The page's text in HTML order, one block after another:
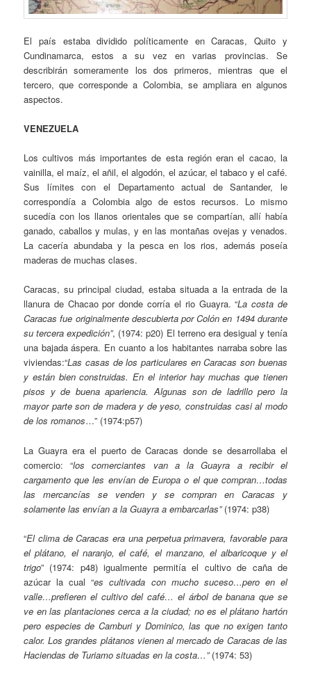
El país estaba dividido políticamente en Caracas, Quito y
Cundinamarca, estos a su vez en varias provincias. Se
describirán someramente los dos primeros, mientras que el
tercero, que corresponde a Colombia, se ampliara en algunos
aspectos.
VENEZUELA
Los cultivos más importantes de esta región eran el cacao, la
vainilla, el maíz, el añil, el algodón, el azúcar, el tabaco y el café.
Sus límites con el Departamento actual de Santander, le
correspondía a Colombia algo de estos recursos. Lo mismo
sucedía con los llanos orientales que se compartían, allí había
ganado, caballos y mulas, y en las montañas ovejas y venados.
La cacería abundaba y la pesca en los rios, además poseía
maderas de muchas clases.
Caracas, su principal ciudad, estaba situada a la entrada de la
llanura de Chacao por donde corría el rio Guayra. “La costa de
Caracas fue originalmente descubierta por Colón en 1494 durante
su tercera expedición”, (1974: p20) El terreno era desigual y tenía
una bajada áspera. En cuanto a los habitantes narraba sobre las
viviendas:“Las casas de los particulares en Caracas son buenas
y están bien construidas. En el interior hay muchas que tienen
pisos y de buena apariencia. Algunas son de ladrillo pero la
mayor parte son de madera y de yeso, construidas casi al modo
de los romanos…” (1974:p57)
La Guayra era el puerto de Caracas donde se desarrollaba el
comercio: “los comerciantes van a la Guayra a recibir el
cargamento que les envían de Europa o el que compran…todas
las mercancías se venden y se compran en Caracas y
solamente las envían a la Guayra a embarcarlas”(1974: p38)
“El clima de Caracas era una perpetua primavera, favorable para
el plátano, el naranjo, el café, el manzano, el albaricoque y el
trigo” (1974: p48) igualmente permitía el cultivo de caña de
azúcar la cual “es cultivada con mucho suceso…pero en el
valle…prefieren el cultivo del café… el árbol de banana que se
ve en las plantaciones cerca a la ciudad; no es el plátano hartón
pero especies de Camburi y Dominico, las que no exigen tanto
calor. Los grandes plátanos vienen al mercado de Caracas de las
Haciendas de Turiamo situadas en la costa…”(1974: 53)